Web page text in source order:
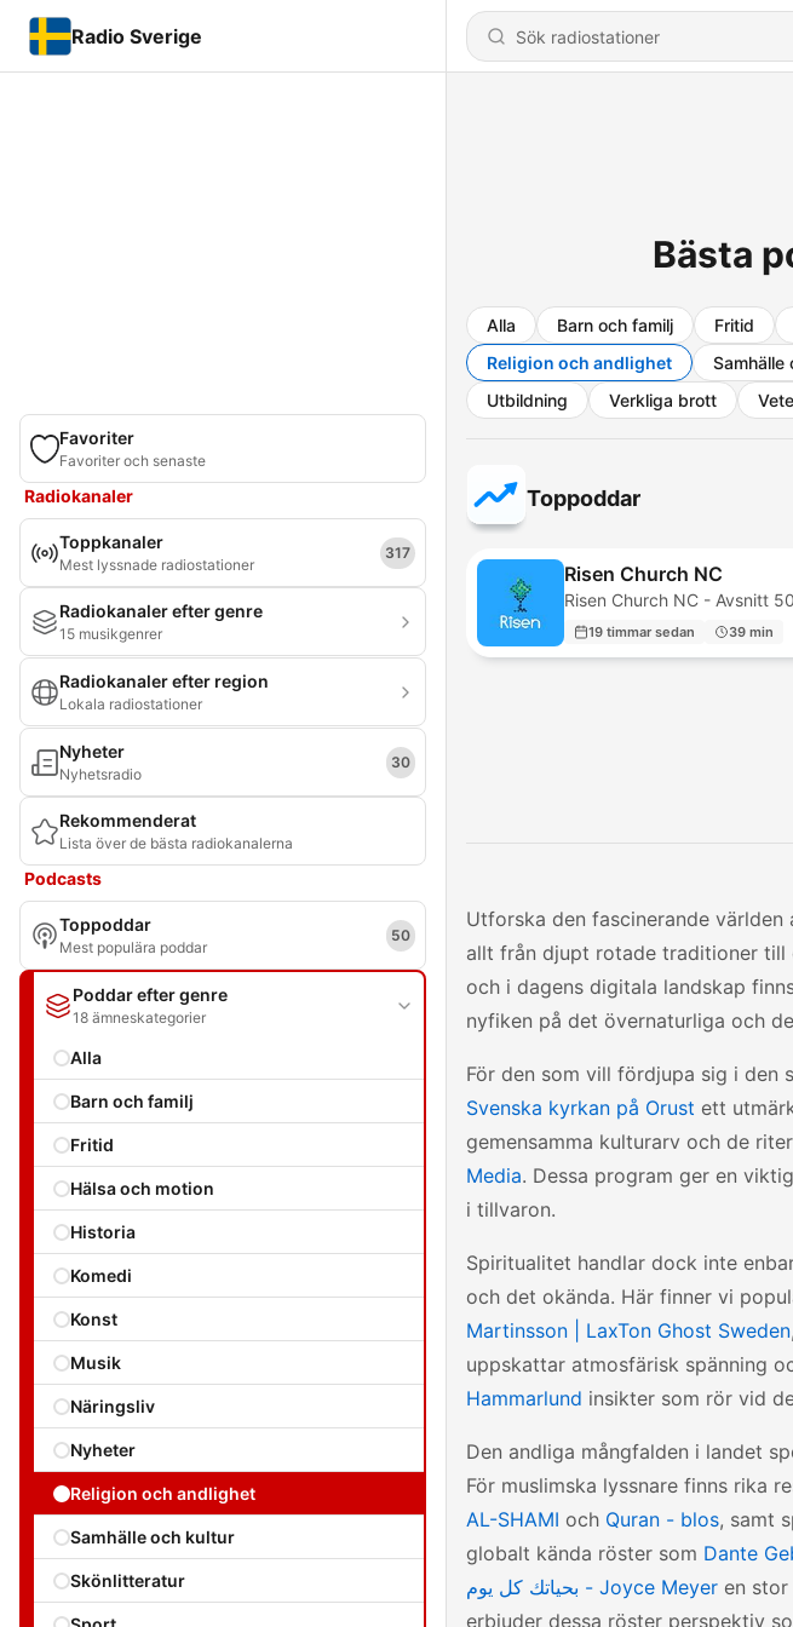
Radio Sverige
Favoriter
Favoriter och senaste
Radiokanaler
Toppkanaler
Mest lyssnade radiostationer
317
Radiokanaler efter genre
15 musikgenrer
Radiokanaler efter region
Lokala radiostationer
Nyheter
Nyhetsradio
30
Rekommenderat
Lista över de bästa radiokanalerna
Podcasts
Toppoddar
Mest populära poddar
50
Poddar efter genre
18 ämneskategorier
Alla
Barn och familj
Fritid
Hälsa och motion
Historia
Komedi
Konst
Musik
Näringsliv
Nyheter
Religion och andlighet
Samhälle och kultur
Skönlitteratur
Bästa
Alla Barn och familj Fritid
Religion och andlighet
Samhälle
Utbildning
Verkliga brott
Toppoddar
Risen Church NC
Risen Church NC - Avsnitt
19 timmar sedan 39 min
Utforska den fascinerande
allt från djupt rotade traditioner till
och i dagens digitala landskap
nyfiken på det övernaturliga och
För den som vill fördjupa sig i den
Svenska kyrkan på Orust ett
gemensamma kulturarv och de
Media. Dessa program ger en
i tillvaron.
Spiritualitet handlar dock inte
och det okända. Här finner vi
Martinsson | LaxTon Ghost Sweden
uppskattar atmosfärisk spänning
Hammarlund insikter som rör vid
Den andliga mångfalden i landet
För muslimska lyssnare finns rika
AL-SHAMI och Quran - blos, samt
globalt kända röster som Dante
بحياتك كل يوم - Joyce Meyer en
erbjuder dessa röster perspektiv